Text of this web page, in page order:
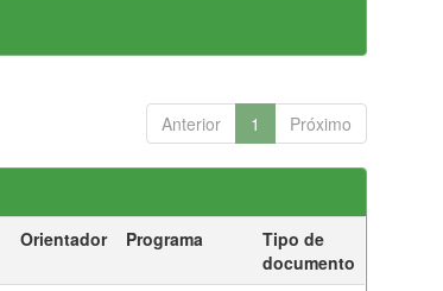
Anterior 1 Próximo
Orientador Programa
Tipo de
documento